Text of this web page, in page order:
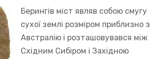
Берингів міст являв собою смугу
сухої землі розміром приблизно з
Австралію і розташовувався між
Східним Сибіром і Західною